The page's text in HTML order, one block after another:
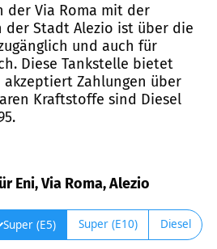
der Via Roma mit der
der Stadt Alezio ist über die
und auch für
Diese Tankstelle bietet
Zahlungen über
Kraftstoffe sind Diesel
Via Roma, Alezio
Super (E5) Super (E10) Diesel